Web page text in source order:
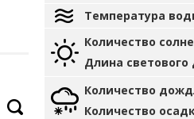
Температура
Количество
Длина светового
Количество
Количество